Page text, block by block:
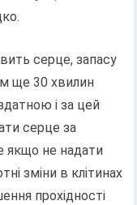
серце, запасу
ще 30 хвилин
і за цей
серце за
якщо не надати
зміни в клітинах
прохідності